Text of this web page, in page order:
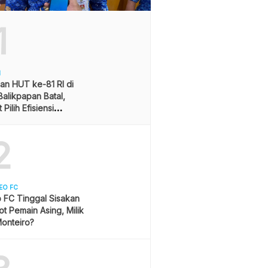
HUT ke-81 RI di
Batal,
Pilih Efisiensi
FC
FC Tinggal Sisakan
Pemain Asing, Milik